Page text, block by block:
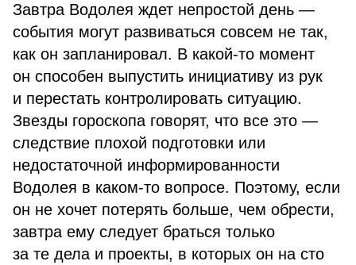
Завтра Водолея ждет непростой день —
события могут развиваться совсем не так,
как он запланировал. В какой-то момент
он способен выпустить инициативу из рук
и перестать контролировать ситуацию.
Звезды гороскопа говорят, что все это —
следствие плохой подготовки или
недостаточной информированности
Водолея в каком-то вопросе. Поэтому, если
он не хочет потерять больше, чем обрести,
завтра ему следует браться только
за те дела и проекты, в которых он на сто